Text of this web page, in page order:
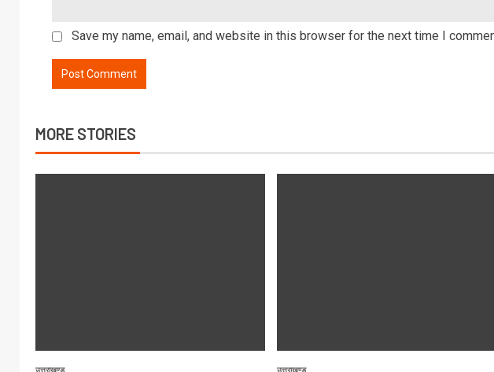
Save my name, email, and website in this browser for the next time I
MORE STORIES
उत्तराखण्ड उत्तराखण्ड